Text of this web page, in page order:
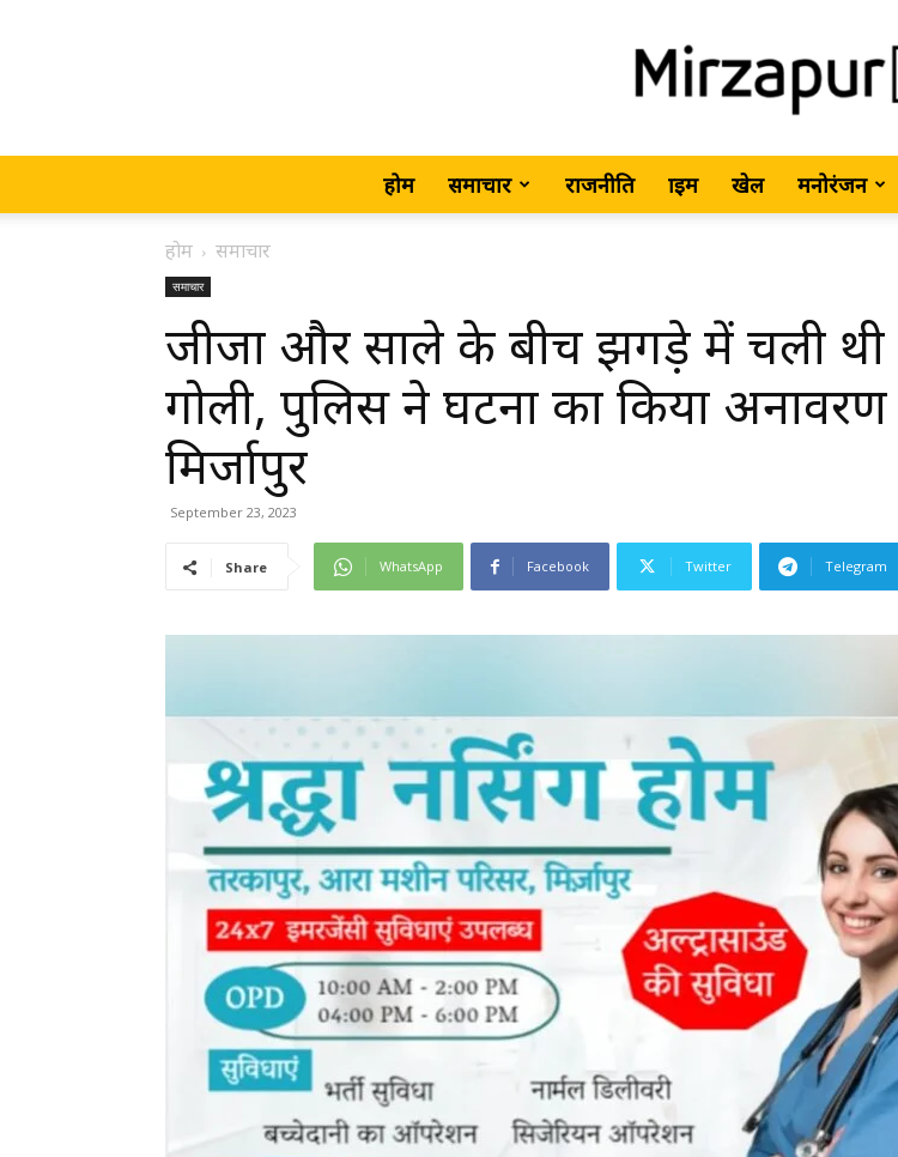
•
Latest
News
in
होम समाचार राजनीति क्राइम खेल मनोरंजन
होम समाचार
समाचार
जीजा और साले के बीच झगड़े में चली थी
गोली, पुलिस ने घटना का किया
मिर्जापुर
September 23, 2023
Share WhatsApp Facebook Twitter Telegram